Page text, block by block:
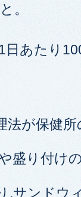
。
日あたり
法が保健
盛り付け
,サンドウ